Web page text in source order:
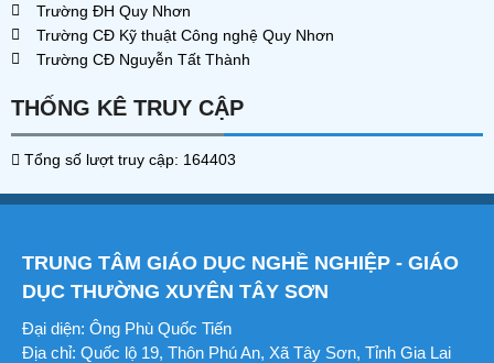
Trường ĐH Quy Nhơn
Trường CĐ Kỹ thuật Công nghệ Quy Nhơn
Trường CĐ Nguyễn Tất Thành
THỐNG KÊ TRUY CẬP
Tổng số lượt truy cập: 164403
TRUNG TÂM GIÁO DỤC NGHỀ NGHIỆP - GIÁO
DỤC THƯỜNG XUYÊN TÂY SƠN
Đại diện: Ông Phù Quốc Tiến
Địa chỉ: Quốc lộ 19, Thôn Phú An, Xã Tây Sơn, Tỉnh Gia Lai